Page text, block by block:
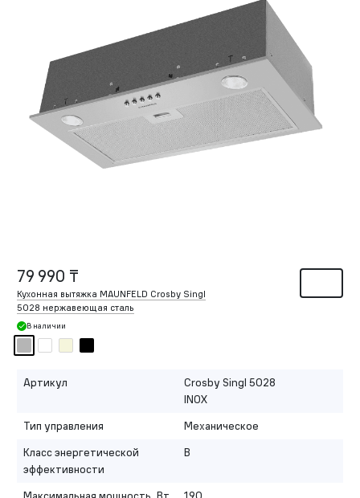
79 990 ₸
Кухонная вытяжка MAUNFELD Crosby Singl
5028 нержавеющая сталь
В наличии
Артикул
Crosby Singl 5028
INOX
Тип управления
Механическое
Класс энергетической
эффективности
B